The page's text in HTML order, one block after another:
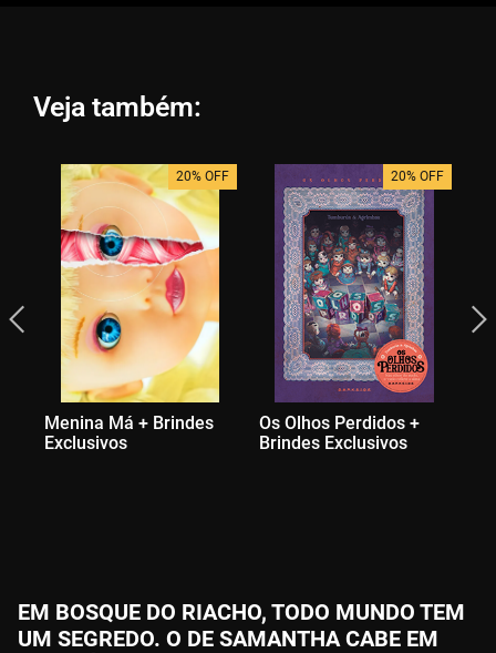
Veja também:
20% OFF
Menina Má + Brindes
Exclusivos
20% OFF
Os Olhos Perdidos +
Brindes Exclusivos
EM BOSQUE DO RIACHO, TODO MUNDO TEM
UM SEGREDO. O DE SAMANTHA CABE EM